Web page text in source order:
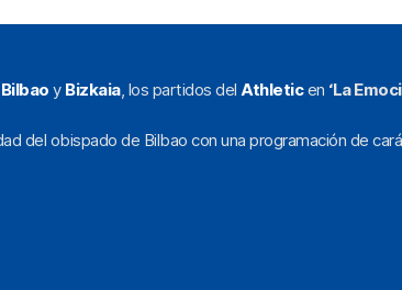
Bilbao y Bizkaia, los partidos del Athleticen ‘La
del obispado de Bilbao con una programación de